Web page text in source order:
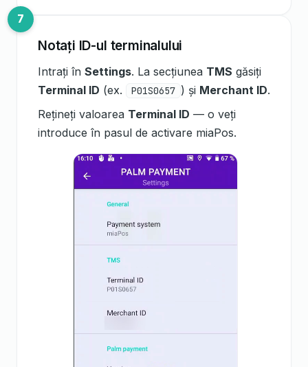
Notați ID-ul terminalului
Intrați în Settings. La secțiunea TMS găsiți
Terminal ID (ex. P01S0657 ) și Merchant ID.
Rețineți valoarea Terminal ID — o veți
introduce în pasul de activare miaPos.